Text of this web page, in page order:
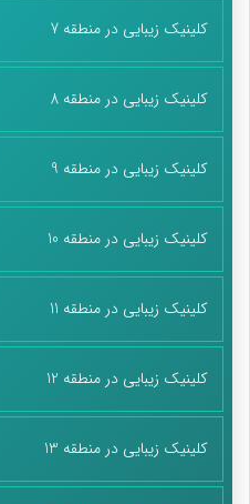
کلینیک زیبایی در منطقه 7
کلینیک زیبایی در منطقه 8
کلینیک زیبایی در منطقه 9
کلینیک زیبایی در منطقه 10
کلینیک زیبایی در منطقه 11
کلینیک زیبایی در منطقه 12
کلینیک زیبایی در منطقه 13